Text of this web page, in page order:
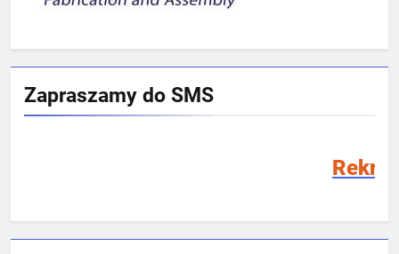
Zapraszamy do SMS
Rekrutacja SMS